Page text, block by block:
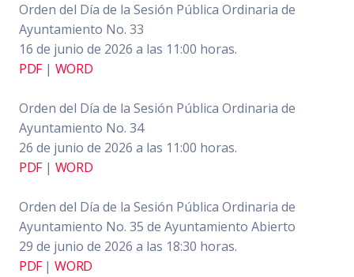
Orden del Día de la Sesión Pública Ordinaria de
Ayuntamiento No. 33
16 de junio de 2026 a las 11:00 horas.
PDF| WORD
Orden del Día de la Sesión Pública Ordinaria de
Ayuntamiento No. 34
26 de junio de 2026 a las 11:00 horas.
PDF| WORD
Orden del Día de la Sesión Pública Ordinaria de
Ayuntamiento No. 35 de Ayuntamiento Abierto
29 de junio de 2026 a las 18:30 horas.
PDF |WORD